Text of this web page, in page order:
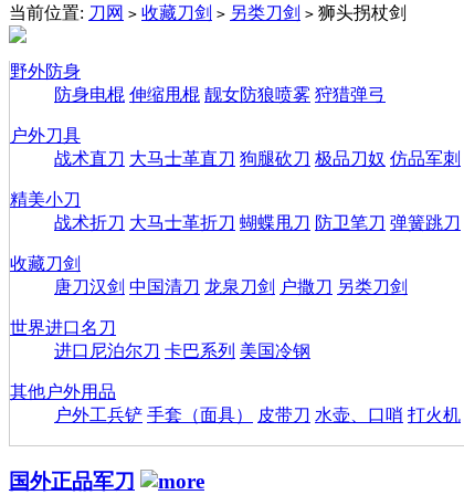
当前位置: 刀网 > 收藏刀剑 > 另类刀剑 > 狮头拐杖剑
野外防身
防身电棍 伸缩甩棍 靓女防狼喷雾 狩猎弹弓
户外刀具
战术直刀 大马士革直刀 狗腿砍刀 极品刀奴 仿品军刺
精美小刀
战术折刀 大马士革折刀 蝴蝶甩刀 防卫笔刀 弹簧跳刀
收藏刀剑
唐刀汉剑 中国清刀 龙泉刀剑 户撒刀 另类刀剑
世界进口名刀
进口尼泊尔刀 卡巴系列 美国冷钢
其他户外用品
户外工兵铲 手套（面具） 皮带刀 水壶、口哨 打火机
国外正品军刀